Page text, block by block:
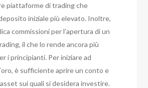
piattaforme di trading che
iniziale più elevato. Inoltre,
commissioni per l’apertura di un
il che lo rende ancora più
i principianti. Per iniziare ad
è sufficiente aprire un conto e
sui quali si desidera investire.